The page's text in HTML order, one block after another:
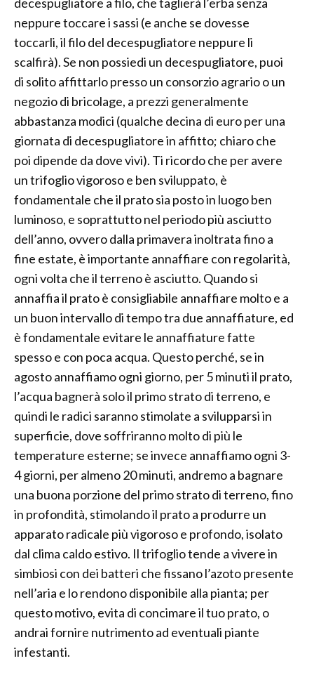
neppure toccare i sassi (e anche se dovesse
toccarli, il filo del decespugliatore neppure li
scalfirà). Se non possiedi un decespugliatore, puoi
di solito affittarlo presso un consorzio agrario o un
negozio di bricolage, a prezzi generalmente
abbastanza modici (qualche decina di euro per una
giornata di decespugliatore in affitto; chiaro che
poi dipende da dove vivi). Ti ricordo che per avere
un trifoglio vigoroso e ben sviluppato, è
fondamentale che il prato sia posto in luogo ben
luminoso, e soprattutto nel periodo più asciutto
dell’anno, ovvero dalla primavera inoltrata fino a
fine estate, è importante annaffiare con regolarità,
ogni volta che il terreno è asciutto. Quando si
annaffia il prato è consigliabile annaffiare molto e a
un buon intervallo di tempo tra due annaffiature, ed
è fondamentale evitare le annaffiature fatte
spesso e con poca acqua. Questo perché, se in
agosto annaffiamo ogni giorno, per 5 minuti il prato,
l’acqua bagnerà solo il primo strato di terreno, e
quindi le radici saranno stimolate a svilupparsi in
superficie, dove soffriranno molto di più le
temperature esterne; se invece annaffiamo ogni 3-
4 giorni, per almeno 20 minuti, andremo a bagnare
una buona porzione del primo strato di terreno, fino
in profondità, stimolando il prato a produrre un
apparato radicale più vigoroso e profondo, isolato
dal clima caldo estivo. Il trifoglio tende a vivere in
simbiosi con dei batteri che fissano l’azoto presente
nell’aria e lo rendono disponibile alla pianta; per
questo motivo, evita di concimare il tuo prato, o
andrai fornire nutrimento ad eventuali piante
infestanti.